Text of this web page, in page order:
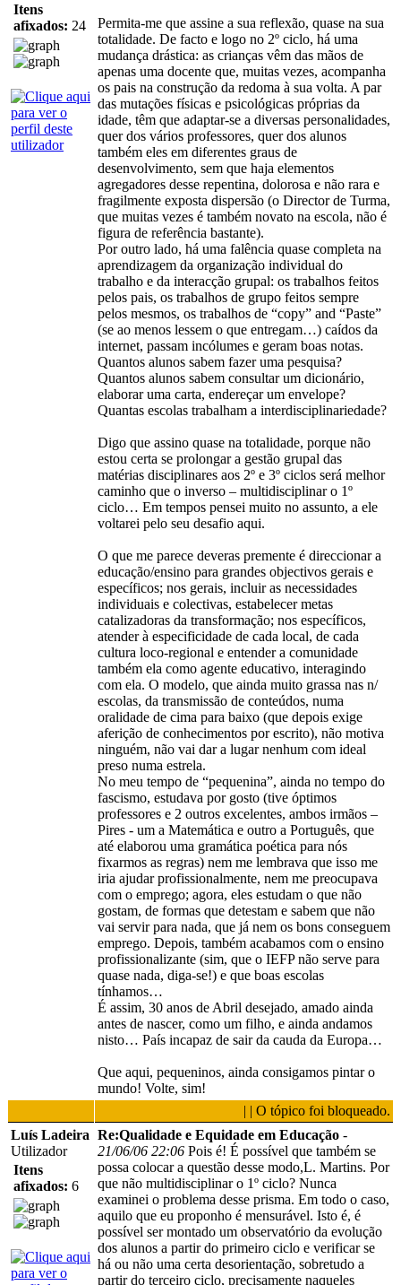
Itens
afixados: 24
Permita-me que assine a sua reflexão, quase na sua
totalidade. De facto e logo no 2º ciclo, há uma
mudança drástica: as crianças vêm das mãos de
apenas uma docente que, muitas vezes, acompanha
os pais na construção da redoma à sua volta. A par
das mutações físicas e psicológicas próprias da
idade, têm que adaptar-se a diversas personalidades,
quer dos vários professores, quer dos alunos
também eles em diferentes graus de
desenvolvimento, sem que haja elementos
agregadores desse repentina, dolorosa e não rara e
fragilmente exposta dispersão (o Director de Turma,
que muitas vezes é também novato na escola, não é
figura de referência bastante).
Por outro lado, há uma falência quase completa na
aprendizagem da organização individual do
trabalho e da interacção grupal: os trabalhos feitos
pelos pais, os trabalhos de grupo feitos sempre
pelos mesmos, os trabalhos de “copy” and “Paste”
(se ao menos lessem o que entregam…) caídos da
internet, passam incólumes e geram boas notas.
Quantos alunos sabem fazer uma pesquisa?
Quantos alunos sabem consultar um dicionário,
elaborar uma carta, endereçar um envelope?
Quantas escolas trabalham a interdisciplinariedade?
Digo que assino quase na totalidade, porque não
estou certa se prolongar a gestão grupal das
matérias disciplinares aos 2º e 3º ciclos será melhor
caminho que o inverso – multidisciplinar o 1º
ciclo… Em tempos pensei muito no assunto, a ele
voltarei pelo seu desafio aqui.
O que me parece deveras premente é direccionar a
educação/ensino para grandes objectivos gerais e
específicos; nos gerais, incluir as necessidades
individuais e colectivas, estabelecer metas
catalizadoras da transformação; nos específicos,
atender à especificidade de cada local, de cada
cultura loco-regional e entender a comunidade
também ela como agente educativo, interagindo
com ela. O modelo, que ainda muito grassa nas n/
escolas, da transmissão de conteúdos, numa
oralidade de cima para baixo (que depois exige
aferição de conhecimentos por escrito), não motiva
ninguém, não vai dar a lugar nenhum com ideal
preso numa estrela.
No meu tempo de “pequenina”, ainda no tempo do
fascismo, estudava por gosto (tive óptimos
professores e 2 outros excelentes, ambos irmãos –
Pires - um a Matemática e outro a Português, que
até elaborou uma gramática poética para nós
fixarmos as regras) nem me lembrava que isso me
iria ajudar profissionalmente, nem me preocupava
com o emprego; agora, eles estudam o que não
gostam, de formas que detestam e sabem que não
vai servir para nada, que já nem os bons conseguem
emprego. Depois, também acabamos com o ensino
profissionalizante (sim, que o IEFP não serve para
quase nada, diga-se!) e que boas escolas
tínhamos…
É assim, 30 anos de Abril desejado, amado ainda
antes de nascer, como um filho, e ainda andamos
nisto… País incapaz de sair da cauda da Europa…
Que aqui, pequeninos, ainda consigamos pintar o
mundo! Volte, sim!
| | O tópico foi bloqueado.
Luís Ladeira
Utilizador
Itens
afixados: 6
Re:Qualidade e Equidade em Educação -
21/06/06 22:06 Pois é! É possível que também se
possa colocar a questão desse modo,L. Martins. Por
que não multidisciplinar o 1º ciclo? Nunca
examinei o problema desse prisma. Em todo o caso,
aquilo que eu proponho é mensurável. Isto é, é
possível ser montado um observatório da evolução
dos alunos a partir do primeiro ciclo e verificar se
há ou não uma certa desorientação, sobretudo a
partir do terceiro ciclo, precisamente naqueles